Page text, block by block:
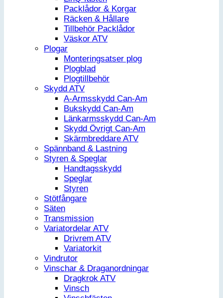
Packlådor & Korgar
Räcken & Hållare
Tillbehör Packlådor
Väskor ATV
Plogar
Monteringsatser plog
Plogblad
Plogtillbehör
Skydd ATV
A-Armsskydd Can-Am
Bukskydd Can-Am
Länkarmsskydd Can-Am
Skydd Övrigt Can-Am
Skärmbreddare ATV
Spännband & Lastning
Styren & Speglar
Handtagsskydd
Speglar
Styren
Stötfångare
Säten
Transmission
Variatordelar ATV
Drivrem ATV
Variatorkit
Vindrutor
Vinschar & Draganordningar
Dragkrok ATV
Vinsch